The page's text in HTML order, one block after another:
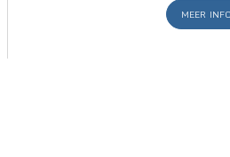
meer info